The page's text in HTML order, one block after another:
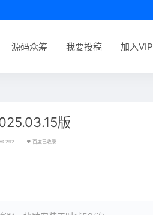
源码众筹 我要投稿 加入VIP
版
292 百度已收录